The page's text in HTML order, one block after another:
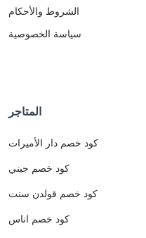
الشروط والأحكام
سياسة الخصوصية
المتاجر
كود خصم دار الأميرات
كود خصم جيني
كود خصم قولدن سنت
كود خصم اناس